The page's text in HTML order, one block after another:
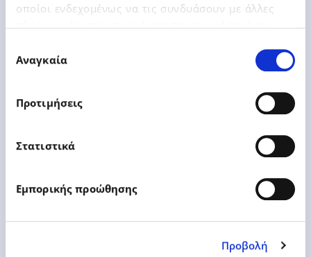
οποίοι ενδεχομένως να τις συνδυάσουν με άλλες
σας χρήση των υπηρεσιών τους.
συγκατάθεσης
Αναγκαία
Προτιμήσεις
Στατιστικά
Εμπορικής προώθησης
Προβολή
BUY BACK PROGRAM